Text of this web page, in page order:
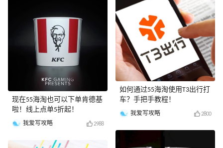
现在55海淘也可以下单肯德基
啦！线上点单5折起！
我爱写攻略 2988
如何通过55海淘使用T3出行打
车？手把手教程！
我爱写攻略 2800